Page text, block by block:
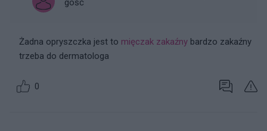
gość
Żadna opryszczka jest to mięczak zakaźny bardzo zakaźny
trzeba do dermatologa
0